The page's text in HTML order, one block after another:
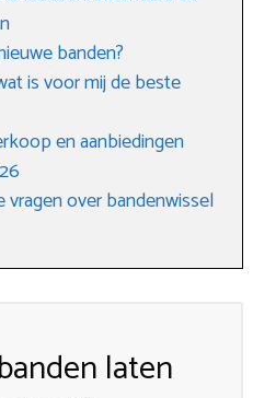
banden?
is voor mij de beste
en aanbiedingen
over bandenwissel
laten